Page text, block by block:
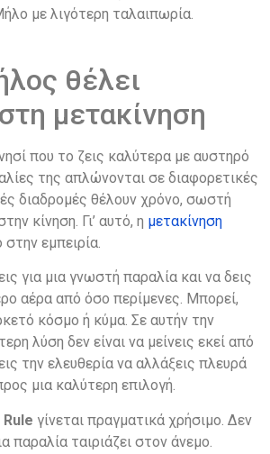
με λιγότερη ταλαιπωρία.
θέλει
μετακίνηση
που το ζεις καλύτερα με αυστηρό
της απλώνονται σε διαφορετικές
διαδρομές θέλουν χρόνο, σωστή
κίνηση. Γι’ αυτό, η μετακίνηση
εμπειρία.
για μια γνωστή παραλία και να δεις
αέρα από όσο περίμενες. Μπορεί,
κόσμο ή κύμα. Σε αυτήν την
λύση δεν είναι να μείνεις εκεί από
την ελευθερία να αλλάξεις πλευρά
μια καλύτερη επιλογή.
γίνεται πραγματικά χρήσιμο. Δεν
παραλία ταιριάζει στον άνεμο.